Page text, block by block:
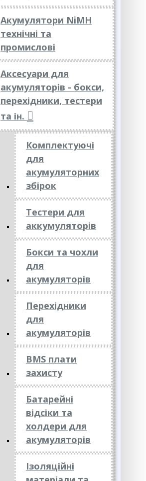
Акумулятори NiMH
технічні та
промислові
Аксесуари для
акумуляторів - бокси,
перехідники, тестери
та ін.
Комплектуючі
для
акумуляторних
збірок
Тестери для
аккумуляторів
Бокси та чохли
для
акумуляторів
Перехідники
для
акумуляторів
BMS плати
захисту
Батарейні
відсіки та
холдери для
акумуляторів
Ізоляційні